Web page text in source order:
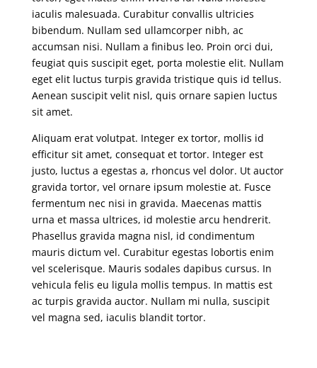
iaculis malesuada. Curabitur convallis ultricies
bibendum. Nullam sed ullamcorper nibh, ac
accumsan nisi. Nullam a finibus leo. Proin orci dui,
feugiat quis suscipit eget, porta molestie elit. Nullam
eget elit luctus turpis gravida tristique quis id tellus.
Aenean suscipit velit nisl, quis ornare sapien luctus
sit amet.
Aliquam erat volutpat. Integer ex tortor, mollis id
efficitur sit amet, consequat et tortor. Integer est
justo, luctus a egestas a, rhoncus vel dolor. Ut auctor
gravida tortor, vel ornare ipsum molestie at. Fusce
fermentum nec nisi in gravida. Maecenas mattis
urna et massa ultrices, id molestie arcu hendrerit.
Phasellus gravida magna nisl, id condimentum
mauris dictum vel. Curabitur egestas lobortis enim
vel scelerisque. Mauris sodales dapibus cursus. In
vehicula felis eu ligula mollis tempus. In mattis est
ac turpis gravida auctor. Nullam mi nulla, suscipit
vel magna sed, iaculis blandit tortor.